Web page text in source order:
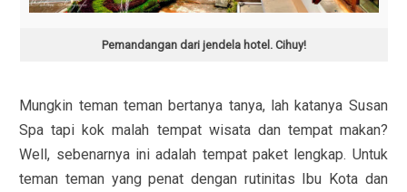
Pemandangan dari jendela hotel. Cihuy!
Mungkin teman teman bertanya tanya, lah katanya Susan
Spa tapi kok malah tempat wisata dan tempat makan?
Well, sebenarnya ini adalah tempat paket lengkap. Untuk
teman teman yang penat dengan rutinitas Ibu Kota dan